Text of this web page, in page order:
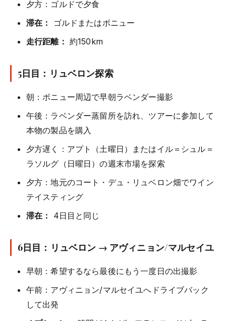
夕方：ゴルドで夕食
滞在：
ゴルドまたはボニュー
走行距離： 約150km
5日目：リュベロン探索
朝：ボニュー周辺で早朝ラベンダー撮影
午後：ラベンダー蒸留所を訪れ、ツアーに参加して
本物の製品を購入
夕方遅く：アプト（土曜日）またはイル＝シュル＝
ラソルグ（日曜日）の週末市場を探索
夕方：地元のコート・デュ・リュベロン畑でワイン
テイスティング
滞在：
4日目と同じ
6日目：リュベロン → アヴィニョン/マルセイユ
早朝：希望するなら最後にもう一度日の出撮影
午前：アヴィニョン/マルセイユへドライブバック
して出発